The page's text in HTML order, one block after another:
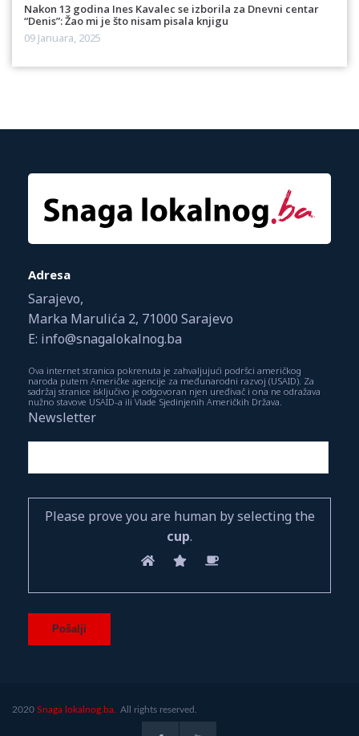
Nakon 13 godina Ines Kavalec se izborila za Dnevni centar
“Denis”: Žao mi je što nisam pisala knjigu
09 Januara, 2025
Adresa
Sarajevo,
Marka Marulića 2, 71000 Sarajevo
E: info@snagalokalnog.ba
Ova internet stranica pokrenuta je zahvaljujući podršci američkog
naroda putem Američke agencije za međunarodni razvoj (USAID). Za
sadržaj stranice isključivo je odgovoran njen uređivač i ona ne odražava
nužno stavove USAID-a ili Vlade Sjedinjenih Američkih Država.
Newsletter
Please prove you are human by selecting the
cup.
2020 Snaga lokalnog.ba. All rights reserved.